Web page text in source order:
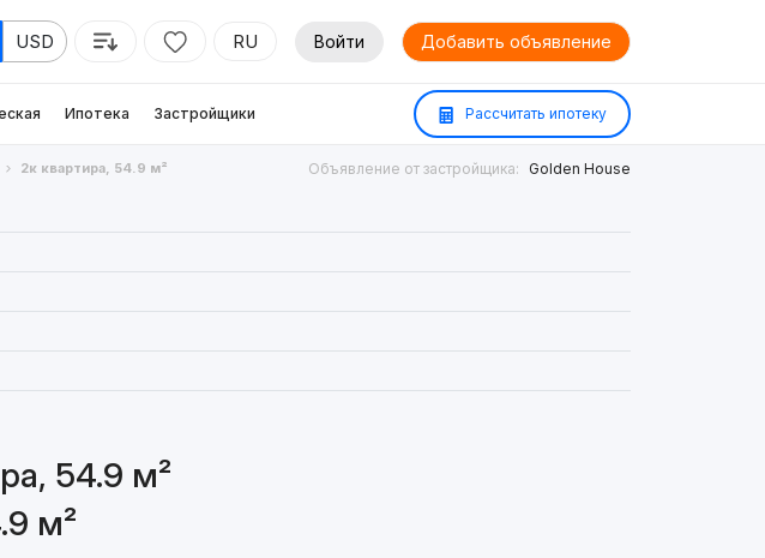
USD RU Войти Добавить объявление
Ипотека Застройщики Рассчитать ипотеку
2к квартира, 54.9 м² Объявление от застройщика: Golden House
54.9 м²
м²